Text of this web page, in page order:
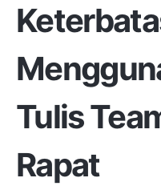
Tulis
Rapat